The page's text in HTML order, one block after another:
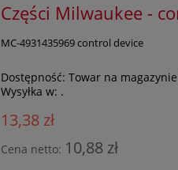
Części Milwaukee -
MC-4931435969 control device
Dostępność: Towar na
Wysyłka w: .
13,38 zł
Cena netto: 10,88 zł